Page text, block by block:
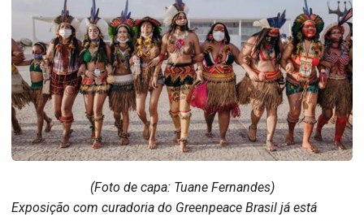
(Foto de capa: Tuane Fernandes)
Exposição com curadoria do Greenpeace Brasil já está